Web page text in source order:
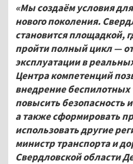
«Мы создаём условия
нового поколения.
становится площадкой,
пройти полный цикл —
эксплуатации в
Центра компетенций
внедрение
повысить безопасность
а также сформировать
использовать другие
министр транспорта и
Свердловской области